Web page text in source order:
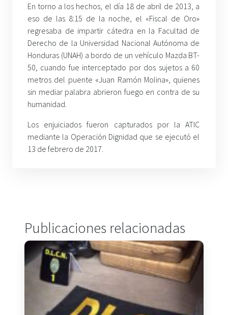
En torno a los hechos, el día 18 de abril de 2013, a
eso de las 8:15 de la noche, el «Fiscal de Oro»
regresaba de impartir cátedra en la Facultad de
Derecho de la Universidad Nacional Autónoma de
Honduras (UNAH) a bordo de un vehículo Mazda BT-
50, cuando fue interceptado por dos sujetos a 60
metros del puente «Juan Ramón Molina», quienes
sin mediar palabra abrieron fuego en contra de su
humanidad.
Los enjuiciados fueron capturados por la ATIC
mediante la Operación Dignidad que se ejecutó el
13 de febrero de 2017.
Publicaciones relacionadas